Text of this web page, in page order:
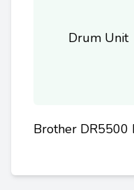
Drum Unit
Brother DR5500